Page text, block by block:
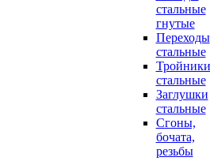
стальные
гнутые
Переходы
стальные
Тройники
стальные
Заглушки
стальные
Сгоны,
бочата,
резьбы